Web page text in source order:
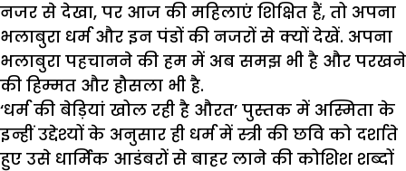
नजर से देखा, पर आज की महिलाएं शिक्षित हैं, तो अपना
भलाबुरा धर्म और इन पंडों की नजरों से क्यों देखें. अपना
भलाबुरा पहचानने की हम में अब समझ भी है और परखने
की हिम्मत और हौसला भी है.
‘धर्म की बेड़ियां खोल रही है औरत’ पुस्तक में अस्मिता के
इन्हीं उद्देश्यों के अनुसार ही धर्म में स्त्री की छवि को दर्शाते
हुए उसे धार्मिक आडंबरों से बाहर लाने की कोशिश शब्दों